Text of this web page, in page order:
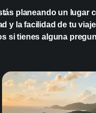
eSIM es adecuada
zonas urbanas como
planeando un lugar
y la facilidad de tu
si tienes alguna